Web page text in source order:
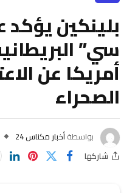
بلينكين يؤكد
سي”
أمريكا عن
الصحراء
بواسطةأخبار مكناس 24
شاركها